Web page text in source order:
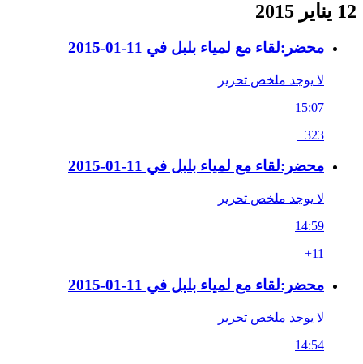
12 يناير 2015
محضر:لقاء مع لمياء بلبل في 11-01-2015
لا يوجد ملخص تحرير
15:07
+323
محضر:لقاء مع لمياء بلبل في 11-01-2015
لا يوجد ملخص تحرير
14:59
+11
محضر:لقاء مع لمياء بلبل في 11-01-2015
لا يوجد ملخص تحرير
14:54